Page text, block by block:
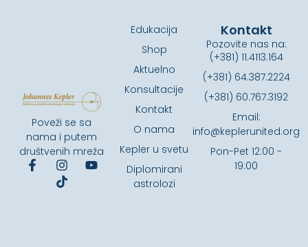
Poveži se sa
nama i putem
društvenih mreža
Edukacija
Shop
Aktuelno
Konsultacije
Kontakt
O nama
Kepler u svetu
Diplomirani
astrolozi
Kontakt
Pozovite nas na:
(+381) 11.4113.164
(+381) 64.387.2224
(+381) 60.767.3192
Email:
info@keplerunited.org
Pon-Pet 12:00 -
19:00